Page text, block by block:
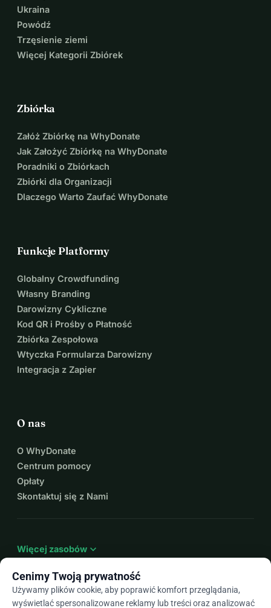
Ukraina
Powódź
Trzęsienie ziemi
Więcej Kategorii Zbiórek
Zbiórka
Załóż Zbiórkę na WhyDonate
Jak Założyć Zbiórkę na WhyDonate
Poradniki o Zbiórkach
Zbiórki dla Organizacji
Dlaczego Warto Zaufać WhyDonate
Funkcje Platformy
Globalny Crowdfunding
Własny Branding
Darowizny Cykliczne
Kod QR i Prośby o Płatność
Zbiórka Zespołowa
Wtyczka Formularza Darowizny
Integracja z Zapier
O nas
O WhyDonate
Centrum pomocy
Opłaty
Skontaktuj się z Nami
Więcej zasobów expand_more
Cenimy Twoją prywatność
Używamy plików cookie, aby poprawić komfort przeglądania,
wyświetlać spersonalizowane reklamy lub treści oraz analizować